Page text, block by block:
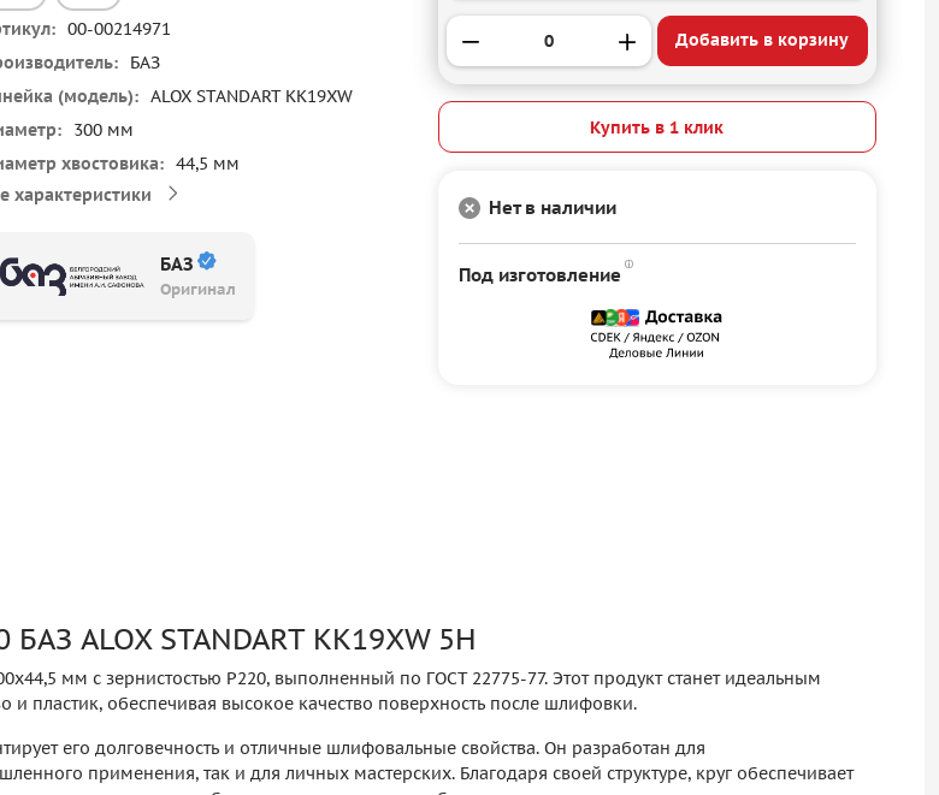
00-00214971
БАЗ
(модель)
ALOX STANDART KK19XW
300 мм
хвостовика
44,5 мм
характеристики
БАЗ
Оригинал
Добавить в корзину
Купить в 1 клик
Нет в наличии
Под изготовление
ALOX STANDART KK19XW 5H
мм с зернистостью P220, выполненный по ГОСТ 22775-77. Этот продукт станет идеальным
пластик, обеспечивая высокое качество поверхность после шлифовки.
его долговечность и отличные шлифовальные свойства. Он разработан для
применения, так и для личных мастерских. Благодаря своей структуре, круг обеспечивает